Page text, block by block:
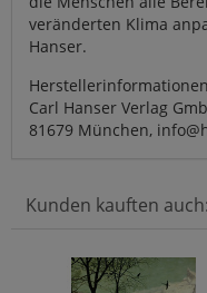
veränderten Klima
Hanser.
Carl Hanser Verlag
81679 München,
Kunden kauften auch: